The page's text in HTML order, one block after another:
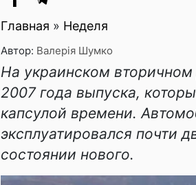
Главная » Неделя
Автор: Валерія Шумко
На украинском
2007 года выпуска,
капсулой времени.
эксплуатировался почти
состоянии нового.